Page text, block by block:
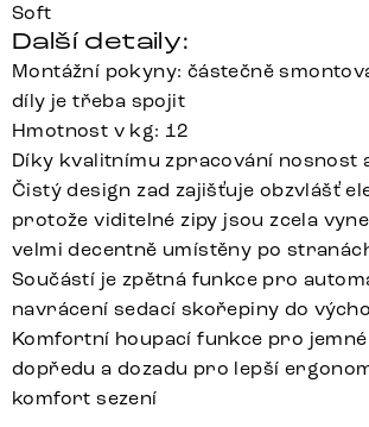
Soft
Další detaily:
Montážní pokyny: částečně
díly je třeba spojit
Hmotnost v kg: 12
Díky kvalitnímu zpracování nosnost
Čistý design zad zajišťuje obzvlášť
protože viditelné zipy jsou zcela
velmi decentně umístěny po
Součástí je zpětná funkce pro
navrácení sedací skořepiny do
Komfortní houpací funkce pro
dopředu a dozadu pro lepší
komfort sezení